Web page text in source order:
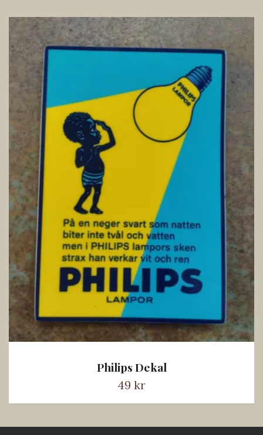
Philips Dekal
49 kr